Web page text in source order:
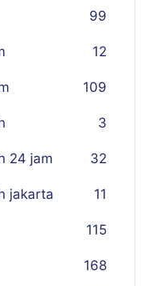
99
12
109
3
24 jam 32
jakarta 11
115
168